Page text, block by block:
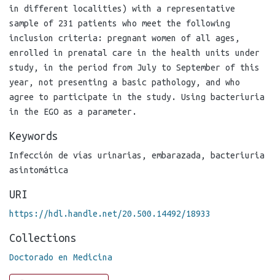
in different localities) with a representative
sample of 231 patients who meet the following
inclusion criteria: pregnant women of all ages,
enrolled in prenatal care in the health units under
study, in the period from July to September of this
year, not presenting a basic pathology, and who
agree to participate in the study. Using bacteriuria
in the EGO as a parameter.
Keywords
Infección de vías urinarias , embarazada ,
bacteriuria
asintomática
URI
https://hdl.handle.net/20.500.14492/18933
Collections
Doctorado en Medicina